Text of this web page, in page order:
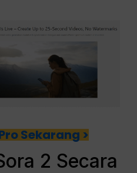
Sekarang >
2 Secara